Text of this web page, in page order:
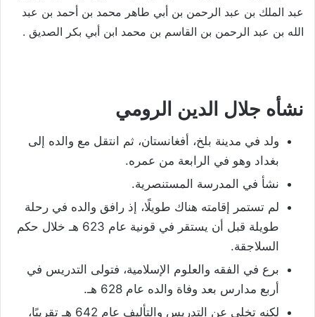
عبد الملك بن عبد الرحمن بن أبي طاهر محمد بن أحمد بن عبد
الله بن عبد الرحمن بن القاسم بن محمد ابن أبي بكر الصديق .
نشأه جلال الدين الرومي
ولد في مدينة بلخ، أفغانستان، ثم انتقل مع والده إلى
بغداد وهو في الرابعة من عمره.
نشأ في المدرسة المستنصرية.
لم تستمر إقامته هناك طويلًا، إذ رافق والده في رحلة
طويلة قبل أن يستقر في قونية عام 623 هـ خلال حكم
السلاجقة.
برع في الفقه والعلوم الإسلامية، فتولى التدريس في
أربع مدارس بعد وفاة والده عام 628 هـ.
لكنه تخلى عن التدريس والتأليف عام 642 هـ تقريبًا،